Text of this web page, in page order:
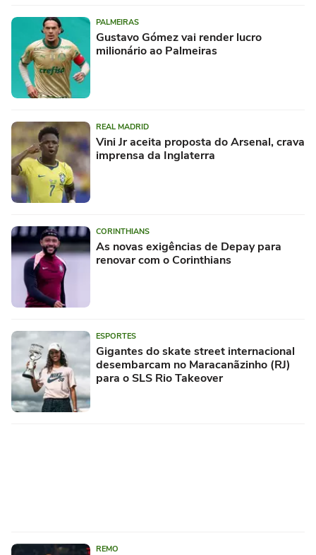
PALMEIRAS
Gustavo Gómez vai render lucro
milionário ao Palmeiras
REAL MADRID
Vini Jr aceita proposta do Arsenal, crava
imprensa da Inglaterra
CORINTHIANS
As novas exigências de Depay para
renovar com o Corinthians
ESPORTES
Gigantes do skate street internacional
desembarcam no Maracanãzinho (RJ)
para o SLS Rio Takeover
REMO